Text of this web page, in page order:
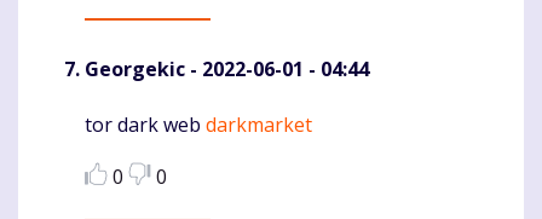
Georgekic - 2022-06-01 - 04:44
Komentaras
tor dark web darkmarket
0
0